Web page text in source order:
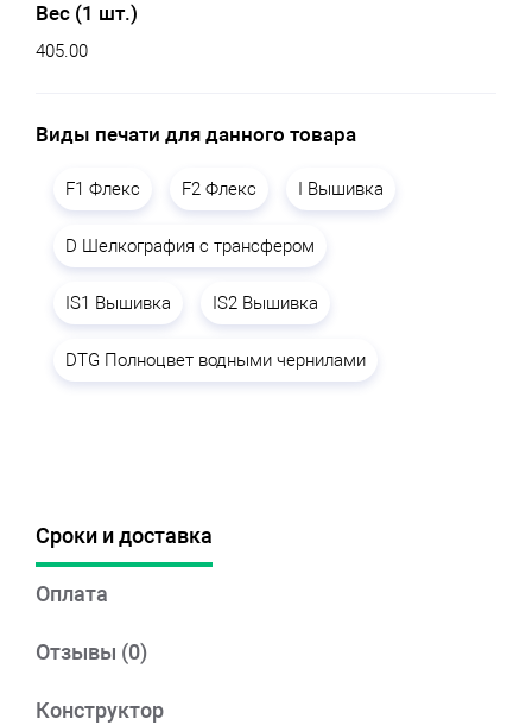
Вес (1 шт.)
405.00
Виды печати для данного товара
F1 Флекс F2 Флекс I Вышивка
D Шелкография с трансфером
IS1 Вышивка IS2 Вышивка
DTG Полноцвет водными чернилами
Сроки и доставка
Оплата
Отзывы (0)
Конструктор